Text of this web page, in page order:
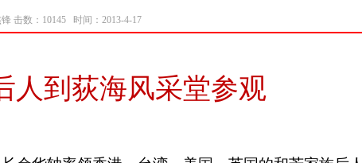
击数：10145 时间：2013-4-17
人到荻海风采堂参观